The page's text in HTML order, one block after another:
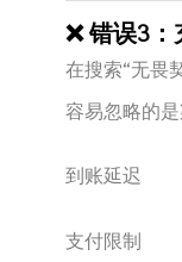
❌ 错误3
在搜索“无畏
容易忽略的
到账延迟
支付限制